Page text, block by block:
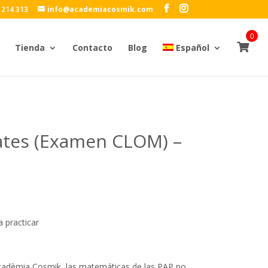
313 info@academiacosmik.com
Tienda Contacto Blog Español
0
(Examen CLOM) –
practicar